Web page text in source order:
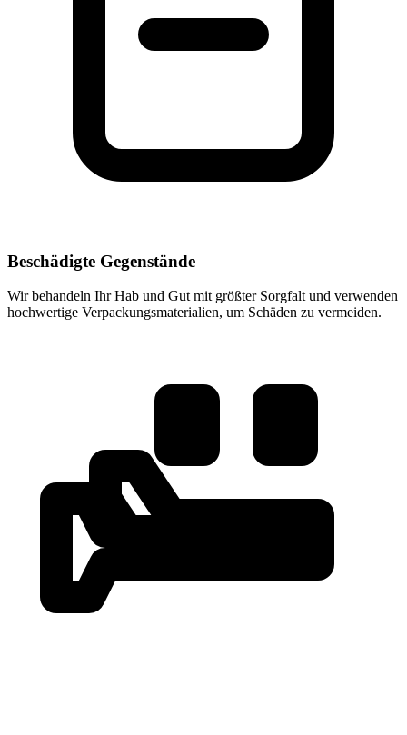
Beschädigte Gegenstände
Wir behandeln Ihr Hab und Gut mit größter Sorgfalt und verwenden
hochwertige Verpackungsmaterialien, um Schäden zu vermeiden.